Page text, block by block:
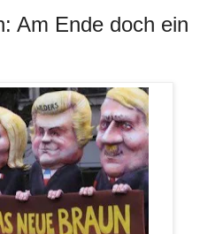
Am Ende doch ein